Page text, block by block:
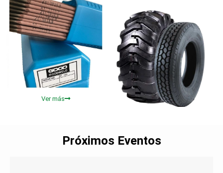
Ver más
Ver más
Próximos Eventos